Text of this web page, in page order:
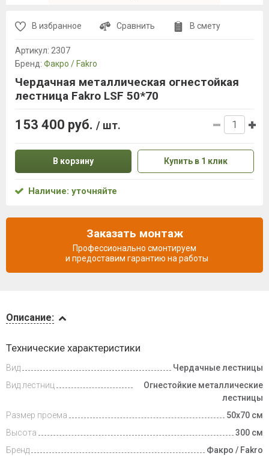
и оплата
Описание:
Технические характеристики
Вид
Чердачные лестницы
Вид лестниц
Огнестойкие металлические
лестницы
Размер проема
50х70 см
Высота
300 см
Бренд
Факро / Fakro
В избранное Сравнить В смету
Артикул: 2307
Бренд: Факро / Fakro
Чердачная металлическая огнестойкая
лестница Fakro LSF 50*70
153 400 руб. / шт.
В корзину Купить в 1 клик
Наличие: уточняйте
Заказать монтаж
Профессионально смонтируем
и предоставим гарантию на работы